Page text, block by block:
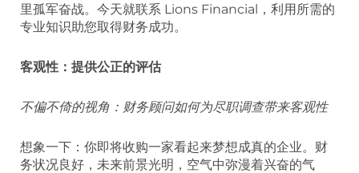
里孤军奋战。今天就联系 Lions Financial，利用所需的
专业知识助您取得财务成功。
客观性：提供公正的评估
不偏不倚的视角：财务顾问如何为尽职调查带来客观性
想象一下：你即将收购一家看起来梦想成真的企业。财
务状况良好，未来前景光明，空气中弥漫着兴奋的气